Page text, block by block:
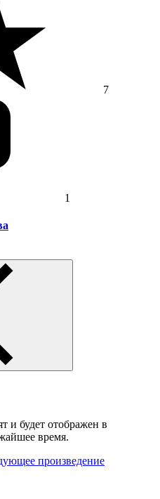
7
1
и будет отображен в
время.
произведение